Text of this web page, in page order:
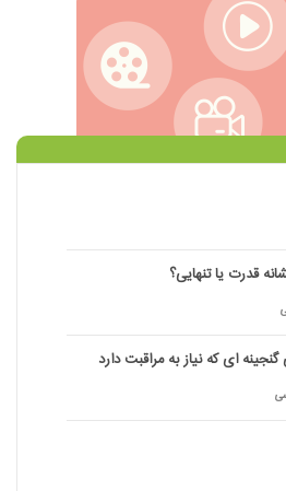
قدرت یا تنهایی؟
ای که نیاز به مراقبت دارد